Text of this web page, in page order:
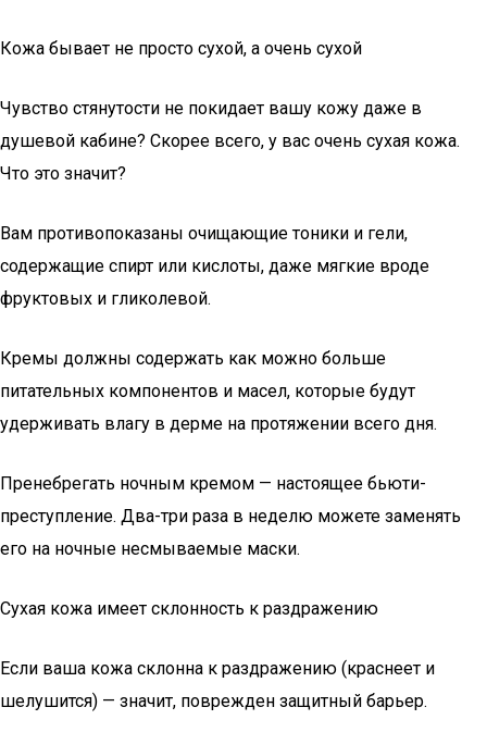
Кожа бывает не просто сухой, а очень сухой
Чувство стянутости не покидает вашу кожу даже в
душевой кабине? Скорее всего, у вас очень сухая кожа.
Что это значит?
Вам противопоказаны очищающие тоники и гели,
содержащие спирт или кислоты, даже мягкие вроде
фруктовых и гликолевой.
Кремы должны содержать как можно больше
питательных компонентов и масел, которые будут
удерживать влагу в дерме на протяжении всего дня.
Пренебрегать ночным кремом — настоящее бьюти-
преступление. Два-три раза в неделю можете заменять
его на ночные несмываемые маски.
Сухая кожа имеет склонность к раздражению
Если ваша кожа склонна к раздражению (краснеет и
шелушится) — значит, поврежден защитный барьер.